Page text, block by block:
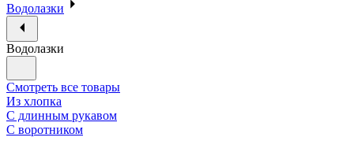
Водолазки
Водолазки
Смотреть все товары
Из хлопка
С длинным рукавом
С воротником